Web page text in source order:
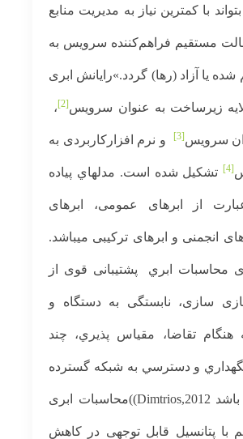
با کمترین نياز به مديريت منابع
مستقيم فراهم‌کننده سرویس‏ به
یا آزاد (رها) گردد.»رایانش ابری
زیرساخت به عنوان سرویس[2] ،
سرویس[3] و نرم افزارکاربردی به
[4] تشکیل شده است. مدلهاي پياده
از ابرهای عمومی‏، ابرهای
انجمنی و ابرهای ترکیبی می­باشد.
محاسبات ابري پشتیبانی قوی از
سازی، نابستگی به دستگاه‏ و
تقاضا، مقياس پذيري، چند
و دسترسي به شبكه گسترده
محاسبات ابری
با پتانسیل قابل توجهی در کاهش